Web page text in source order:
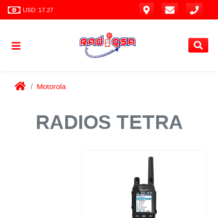
USD: 17.27
Motorola
RADIOS TETRA